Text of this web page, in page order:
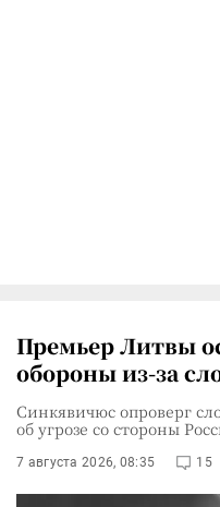
Премьер Литвы
обороны из-за
Синкявичюс опроверг
об угрозе со стороны
7 августа 2026, 08:35 15